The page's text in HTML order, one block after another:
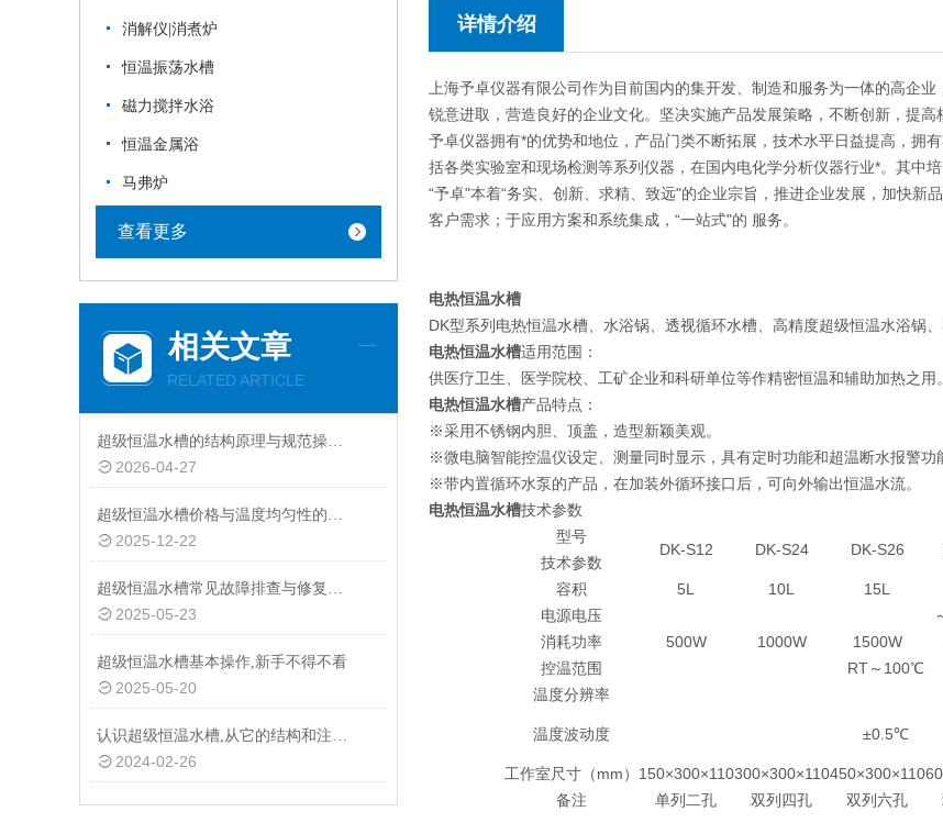
消解仪|消煮炉
恒温振荡水槽
磁力搅拌水浴
恒温金属浴
马弗炉
查看更多
相关文章
RELATED ARTICLE
超级恒温水槽的结构原理与规范操作维护指南
2026-04-27
超级恒温水槽价格与温度均匀性的关系：精准控温的成本体现
2025-12-22
超级恒温水槽常见故障排查与修复指南
2025-05-23
超级恒温水槽基本操作,新手不得不看
2025-05-20
认识超级恒温水槽,从它的结构和注意事项开始
2024-02-26
详情介绍
上海予卓仪器有限公司作为目前国内的集开发、制造和服务为一体的高企
锐意进取，营造良好的企业文化。坚决实施产品发展策略，不断创新，提高
予卓仪器拥有*的优势和地位，产品门类不断拓展，技术水平日益提高，拥
括各类实验室和现场检测等系列仪器，在国内电化学分析仪器行业*。其中
“予卓"本着“务实、创新、求精、致远"的企业宗旨，推进企业发展，加快
客户需求；于应用方案和系统集成，“一站式"的 服务。
电热恒温水槽
DK型系列电热恒温水槽、水浴锅、透视循环水槽、高精度超级恒温水浴锅
电热恒温水槽适用范围：
供医疗卫生、医学院校、工矿企业和科研单位等作精密恒温和辅助加热之用。
电热恒温水槽产品特点：
※采用不锈钢内胆、顶盖，造型新颖美观。
※微电脑智能控温仪设定、测量同时显示，具有定时功能和超温断水报警功
※带内置循环水泵的产品，在加装外循环接口后，可向外输出恒温水流。
电热恒温水槽技术参数
型号
技术参数
DK-S12 DK-S24 DK-S26
容积
5L 10L 15L
电源电压
消耗功率
500W 1000W 1500W
控温范围
RT～100℃
温度分辨率
温度波动度 ±0.5℃
工作室尺寸（mm） 150×300×110300×300×110450×300×110
备注
单列二孔 双列四孔 双列六孔